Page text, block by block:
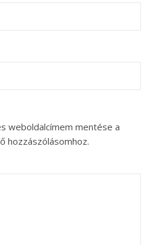
weboldalcímem mentése a
hozzászólásomhoz.